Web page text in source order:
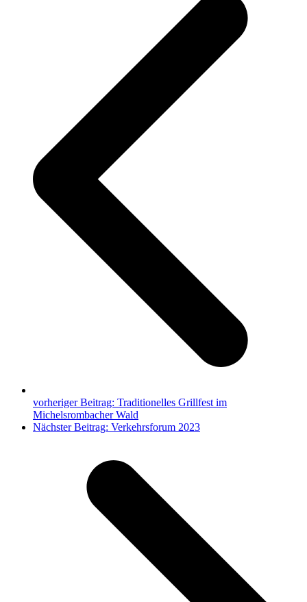
vorheriger Beitrag: Traditionelles Grillfest im
Michelsrombacher Wald
Nächster Beitrag: Verkehrsforum 2023